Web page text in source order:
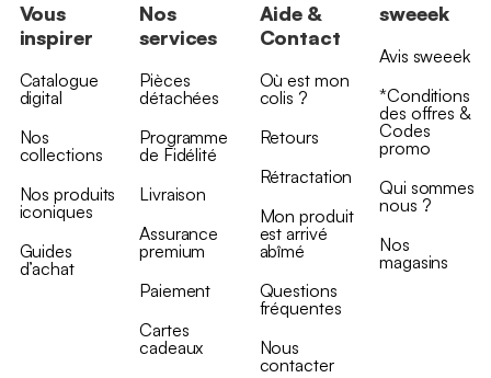
Vous
inspirer
Catalogue
digital
Nos
collections
Nos produits
iconiques
Guides
d’achat
Nos
services
Pièces
détachées
Programme
de Fidélité
Livraison
Assurance
premium
Paiement
Cartes
cadeaux
Aide &
Contact
Où est mon
colis ?
Retours
Rétractation
Mon produit
est arrivé
abîmé
Questions
fréquentes
Nous
contacter
sweeek
Avis sweeek
*Conditions
des offres &
Codes
promo
Qui sommes
nous ?
Nos
magasins